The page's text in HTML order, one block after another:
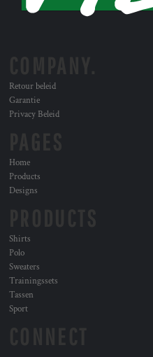
Retour beleid
Garantie
Privacy Beleid
Home
Products
Designs
Shirts
Polo
Sweaters
Trainingssets
Tassen
Sport